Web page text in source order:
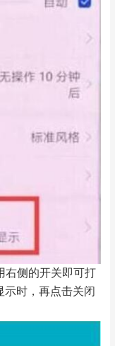
侧的开关即可打
示时，再点击关闭